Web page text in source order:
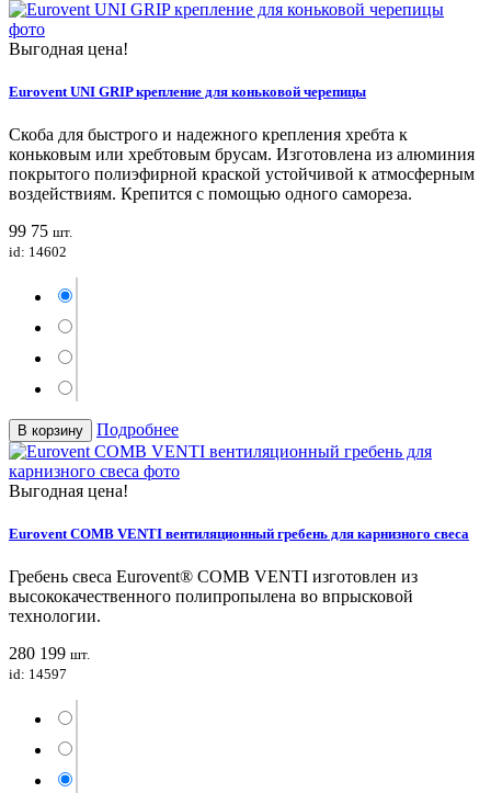
Выгодная цена!
Eurovent UNI GRIP крепление для коньковой черепицы
Скоба для быстрого и надежного крепления хребта к
коньковым или хребтовым брусам. Изготовлена из алюминия
покрытого полиэфирной краской устойчивой к атмосферным
воздействиям. Крепится с помощью одного самореза.
99 75 шт.
id: 14602
В корзину Подробнее
Выгодная цена!
Eurovent COMB VENTI вентиляционный гребень для карнизного свеса
Гребень свеса Eurovent® COMB VENTI изготовлен из
высококачественного полипропылена во впрысковой
технологии.
280 199 шт.
id: 14597